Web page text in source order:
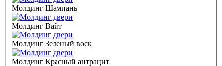
Молдинг Шампань
Молдинг Вайт
Молдинг Зеленый воск
Молдинг Красный антрацит